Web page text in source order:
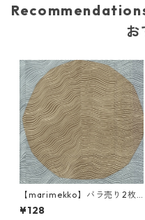
お
【marimekko】バラ売り2枚
ランチサイズ ペーパーナプキ
ン ISOT KIVET NÄKKI ライト
¥128